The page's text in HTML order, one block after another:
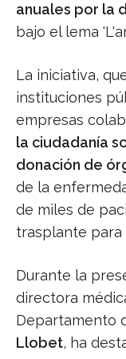
anuales por la
bajo el lema
La iniciativa,
instituciones
empresas
la ciudadanía
donación de
de la
de miles de
trasplante para
Durante la
directora
Departamento
Llobet, ha